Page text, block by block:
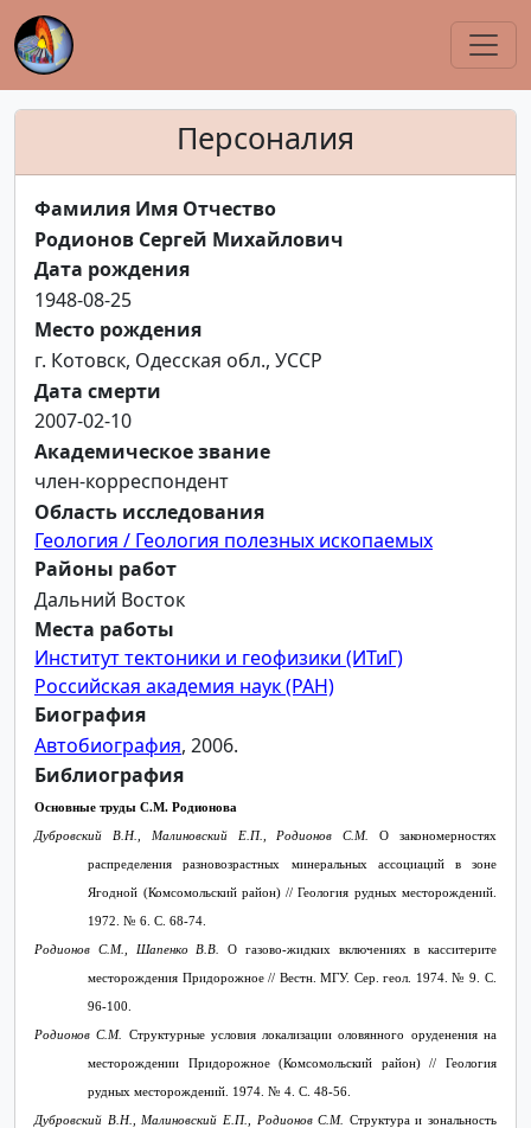
Персоналия
Фамилия Имя Отчество
Родионов Сергей Михайлович
Дата рождения
1948-08-25
Место рождения
г. Котовск, Одесская обл., УССР
Дата смерти
2007-02-10
Академическое звание
член-корреспондент
Область исследования
Геология / Геология полезных ископаемых
Районы работ
Дальний Восток
Места работы
Институт тектоники и геофизики (ИТиГ)
Российская академия наук (РАН)
Биография
Автобиография, 2006.
Библиография
Основные труды С.М. Родионова
Дубровский В.Н., Малиновский Е.П., Родионов С.М. О закономерностях
распределения разновозрастных минеральных ассоциаций в зоне
Ягодной (Комсомольский район) // Геология рудных месторождений.
1972. № 6. С. 68-74.
Родионов С.М., Шапенко В.В. О газово-жидких включениях в касситерите
месторождения Придорожное // Вестн. МГУ. Сер. геол. 1974. № 9. С.
96-100.
Родионов С.М. Структурные условия локализации оловянного оруденения на
месторождении Придорожное (Комсомольский район) // Геология
рудных месторождений. 1974. № 4. С. 48-56.
Дубровский В.Н., Малиновский Е.П., Родионов С.М. Структура и зональность